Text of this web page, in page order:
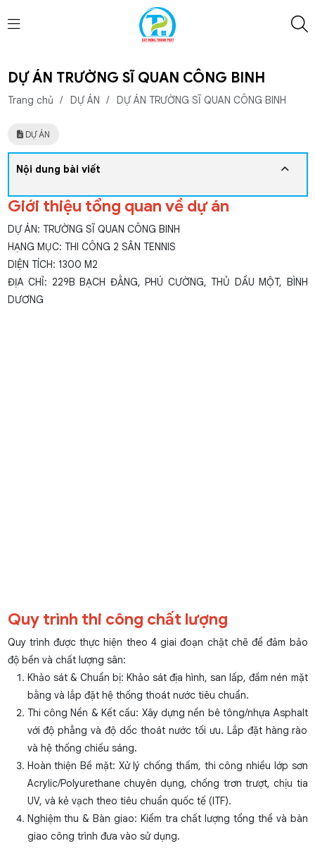
DỰ ÁN TRƯỜNG SĨ QUAN CÔNG BINH
Trang chủ / DỰ ÁN / DỰ ÁN TRƯỜNG SĨ QUAN CÔNG BINH
DỰ ÁN
Nội dung bài viết
Giới thiệu tổng quan về dự án
DỰ ÁN: TRƯỜNG SĨ QUAN CÔNG BINH
HẠNG MỤC: THI CÔNG 2 SÂN TENNIS
DIỆN TÍCH: 1300 M2
ĐỊA CHỈ: 229B BẠCH ĐẰNG, PHÚ CƯỜNG, THỦ DẦU MỘT, BÌNH
DƯƠNG
Quy trình thi công chất lượng
Quy trình được thực hiện theo 4 giai đoạn chặt chẽ để đảm bảo
độ bền và chất lượng sân:
Khảo sát & Chuẩn bị: Khảo sát địa hình, san lấp, đầm nén mặt
bằng và lắp đặt hệ thống thoát nước tiêu chuẩn.
Thi công Nền & Kết cấu: Xây dựng nền bê tông/nhựa Asphalt
với độ phẳng và độ dốc thoát nước tối ưu. Lắp đặt hàng rào
và hệ thống chiếu sáng.
Hoàn thiện Bề mặt: Xử lý chống thấm, thi công nhiều lớp sơn
Acrylic/Polyurethane chuyên dụng, chống trơn trượt, chịu tia
UV, và kẻ vạch theo tiêu chuẩn quốc tế (ITF).
Nghiệm thu & Bàn giao: Kiểm tra chất lượng tổng thể và bàn
giao công trình đưa vào sử dụng.